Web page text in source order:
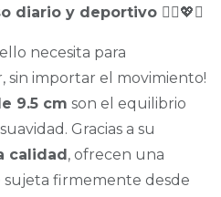
diario y deportivo 🏃‍♀️💖✨
necesita para
sin importar el movimiento!
9.5 cm son el equilibrio
Gracias a su
calidad, ofrecen una
firmemente desde